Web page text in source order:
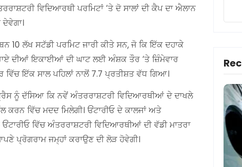
ਵਿਦਿਆਰਥੀ ਪਰਮਿਟਾਂ ‘ਤੇ ਦੋ ਸਾਲਾਂ ਦੀ ਕੈਪ ਦਾ ਐਲਾਨ
10 ਲੱਖ ਸਟੱਡੀ ਪਰਮਿਟ ਜਾਰੀ ਕੀਤੇ ਸਨ, ਜੋ ਕਿ ਇੱਕ ਦਹਾਕੇ
ਦੀਆਂ ਇਕਾਈਆਂ ਦੀ ਘਾਟ ਲਈ ਅੰਸ਼ਕ ਤੌਰ ‘ਤੇ ਜ਼ਿੰਮੇਵਾਰ
ਇੱਕ ਸਾਲ ਪਹਿਲਾਂ ਨਾਲੋਂ 7.7 ਪ੍ਰਤੀਸ਼ਤ ਵੱਧ ਗਿਆ।
ਨੂੰ ਦੱਸਿਆ ਕਿ ਨਵੇਂ ਅੰਤਰਰਾਸ਼ਟਰੀ ਵਿਦਿਆਰਥੀਆਂ ਦੇ ਦਾਖਲੇ
ਕਰਨ ਵਿੱਚ ਮਦਦ ਮਿਲੇਗੀ। ਓਂਟਾਰੀਓ ਦੇ ਕਾਲਜਾਂ ਅਤੇ
ਵਿੱਚ ਅੰਤਰਰਾਸ਼ਟਰੀ ਵਿਦਿਆਰਥੀਆਂ ਦੀ ਵੱਡੀ ਮਾਤਰਾ
ਪ੍ਰੋਗਰਾਮ ਜਮ੍ਹਾਂ ਕਰਾਉਣ ਦੀ ਲੋੜ ਹੋਵੇਗੀ।